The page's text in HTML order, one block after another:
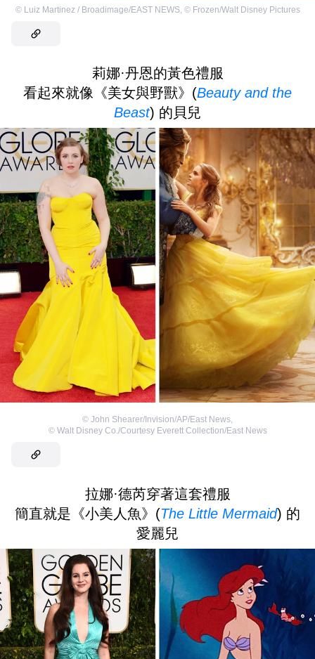
© Luiz Martinez / Broadimage/EAST NEWS, © Frozen/Walt Disney Pictures
莉娜·丹恩的黃色禮服
看起來就像《美女與野獸》(Beauty and the
Beast) 的貝兒
© John Shearer/Invision/AP/East News,
© Walt Disney Co./Courtesy Everett Collection/East News
拉娜·德芮穿著這套禮服
簡直就是《小美人魚》(The Little Mermaid) 的
愛麗兒